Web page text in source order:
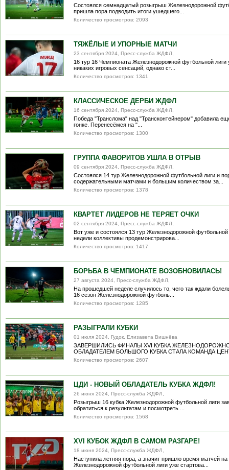
Состоялся семнадцатый розыгрыш Железнодорожной
пришла пора подводить итоги ушедшего...
Количество просмотров: 2093
ТЯЖЁЛЫЕ И УПОРНЫЕ МАТЧИ
23 сентября 2024, Пресс-служба ЖДФЛ,
16 тур 16 Чемпионата Железнодорожной футбольной лиги
никаких игровых сенсаций, однако ст...
Количество просмотров: 1341
КЛАССИЧЕСКОЕ ДЕРБИ ЖДФЛ
16 сентября 2024, Пресс-служба ЖДФЛ,
Победа "Транслома" над "Трансконтейнером" добавила
гонке. Перенесёмся на "...
Количество просмотров: 1300
ГРУППА ФАВОРИТОВ УШЛА В ОТРЫВ
09 сентября 2024, Пресс-служба ЖДФЛ,
Состоялся 14 тур Железнодорожной футбольной лиги и
содержательными матчами и большим количеством за...
Количество просмотров: 1378
КВАРТЕТ ЛИДЕРОВ НЕ ТЕРЯЕТ ОЧКИ
02 сентября 2024, Пресс-служба ЖДФЛ,
Вот уже и состоялся 13 тур Железнодорожной футбольной
недели коллективы продемонстрирова...
Количество просмотров: 1417
БОРЬБА В ЧЕМПИОНАТЕ ВОЗОБНОВИЛАСЬ!
27 августа 2024, Пресс-служба ЖДФЛ,
На прошедшей неделе случилось то, чего так ждали
16 сезон Железнодорожной футболь...
Количество просмотров: 1285
РАЗЫГРАЛИ КУБКИ
01 июля 2024, Гудок, Елизавета Вишнёва
ЗАВЕРШИЛИСЬ ФИНАЛЫ XVI КУБКА
ОБЛАДАТЕЛЕМ БОЛЬШОГО КУБКА СТАЛА КОМАНДА
Количество просмотров: 2607
ЦДИ - НОВЫЙ ОБЛАДАТЕЛЬ КУБКА ЖДФЛ!
26 июня 2024, Пресс-служба ЖДФЛ,
Розыгрыш 16 кубка Железнодорожной футбольной лиги
обратиться к результатам и посмотреть ...
Количество просмотров: 1568
XVI КУБОК ЖДФЛ В САМОМ РАЗГАРЕ!
18 июня 2024, Пресс-служба ЖДФЛ,
Наступила летняя пора, а значит пришло время матчей
Железнодорожной футбольной лиги уже стартова...